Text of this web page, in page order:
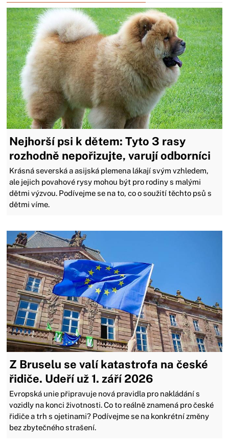
Nejhorší psi k dětem: Tyto 3 rasy
rozhodně nepořizujte, varují odborníci
Krásná severská a asijská plemena lákají svým vzhledem,
ale jejich povahové rysy mohou být pro rodiny s malými
dětmi výzvou. Podívejme se na to, co o soužití těchto psů s
dětmi víme.
Z Bruselu se valí katastrofa na české
řidiče. Udeří už 1. září 2026
Evropská unie připravuje nová pravidla pro nakládání s
vozidly na konci životnosti. Co to reálně znamená pro české
řidiče a trh s ojetinami? Podívejme se na konkrétní změny
bez zbytečného strašení.